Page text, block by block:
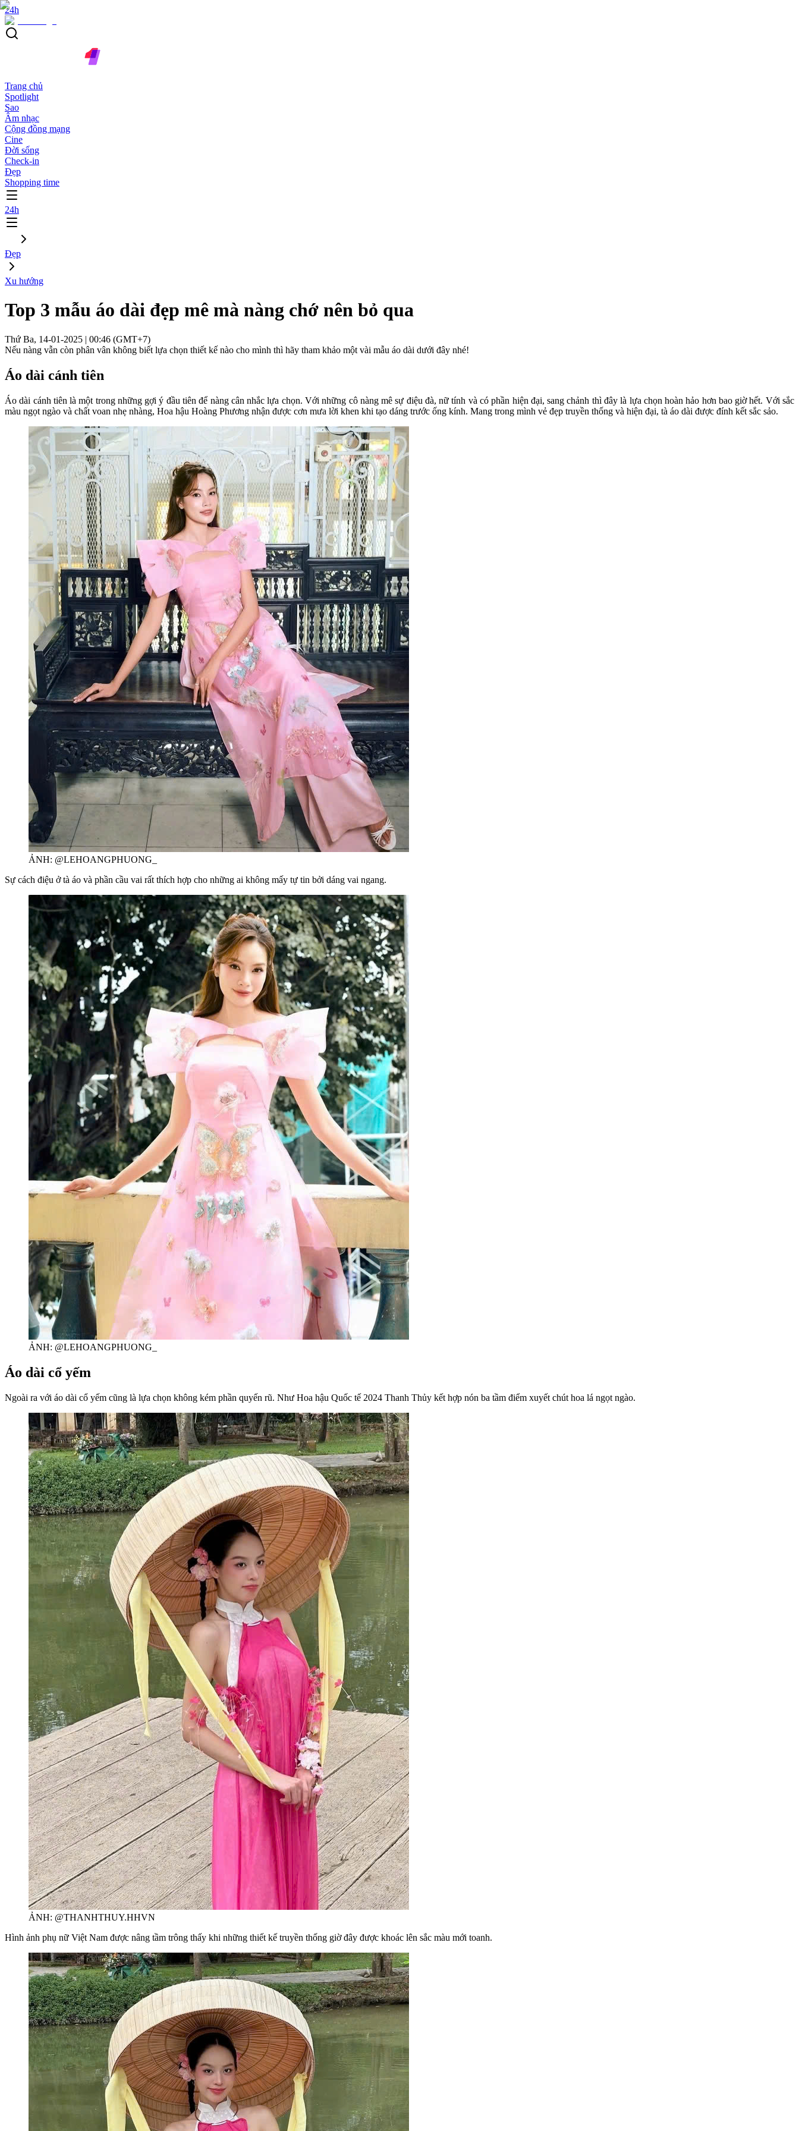
24h
Trang chủ
Spotlight
Sao
Âm nhạc
Cộng đồng mạng
Cine
Đời sống
Check-in
Đẹp
Shopping time
24h
Đẹp
Xu hướng
Top 3 mẫu áo dài đẹp mê mà nàng chớ nên bỏ qua
Thứ Ba, 14-01-2025 | 00:46 (GMT+7)
Nếu nàng vẫn còn phân vân không biết lựa chọn thiết kế nào cho mình thì hãy tham khảo một vài mẫu áo dài dưới đây nhé!
Áo dài cánh tiên
Áo dài cánh tiên là một trong những gợi ý đầu tiên để nàng cân nhắc lựa chọn. Với những cô nàng mê sự điệu đà, nữ tính và có phần hiện đại, sang chảnh thì đây là lựa chọn hoàn hảo hơn bao giờ hết. Với sắc
màu ngọt ngào và chất voan nhẹ nhàng, Hoa hậu Hoàng Phương nhận được cơn mưa lời khen khi tạo dáng trước ống kính. Mang trong mình vẻ đẹp truyền thống và hiện đại, tà áo dài được đính kết sắc sảo.
ẢNH: @LEHOANGPHUONG_
Sự cách điệu ở tà áo và phần cầu vai rất thích hợp cho những ai không mấy tự tin bởi dáng vai ngang.
ẢNH: @LEHOANGPHUONG_
Áo dài cổ yếm
Ngoài ra với áo dài cổ yếm cũng là lựa chọn không kém phần quyến rũ. Như Hoa hậu Quốc tế 2024 Thanh Thủy kết hợp nón ba tầm điểm xuyết chút hoa lá ngọt ngào.
ẢNH: @THANHTHUY.HHVN
Hình ảnh phụ nữ Việt Nam được nâng tầm trông thấy khi những thiết kế truyền thống giờ đây được khoác lên sắc màu mới toanh.